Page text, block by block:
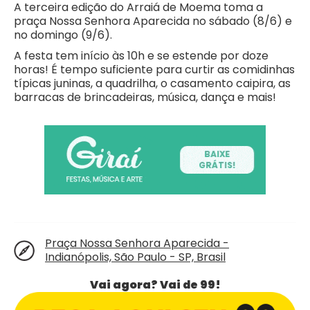
A terceira edição do Arraiá de Moema toma a
praça Nossa Senhora Aparecida no sábado (8/6) e
no domingo (9/6).
A festa tem início às 10h e se estende por doze
horas! É tempo suficiente para curtir as comidinhas
típicas juninas, a quadrilha, o casamento caipira, as
barracas de brincadeiras, música, dança e mais!
Praça Nossa Senhora Aparecida -
Indianópolis, São Paulo - SP, Brasil
Vai agora? Vai de 99!